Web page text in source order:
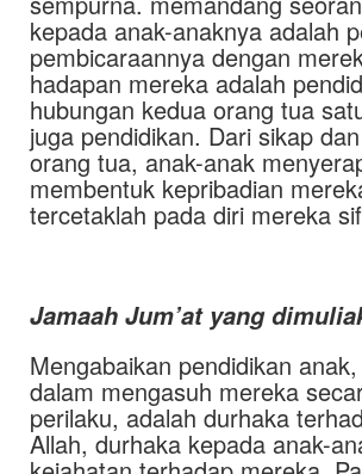
kepada anak-anaknya adalah
pembicaraannya dengan
hadapan mereka adalah
hubungan kedua orang tua
juga pendidikan. Dari sikap
orang tua, anak-anak
membentuk kepribadian
tercetaklah pada diri mereka
Jamaah Jum’at yang
Mengabaikan pendidikan
dalam mengasuh mereka
perilaku, adalah durhaka
Allah, durhaka kepada anak-